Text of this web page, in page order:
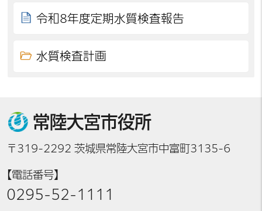
令和8年度定期水質検査報告
水質検査計画
常陸大宮市役所
〒319-2292 茨城県常陸大宮市中富町3135-6
【電話番号】
0295-52-1111